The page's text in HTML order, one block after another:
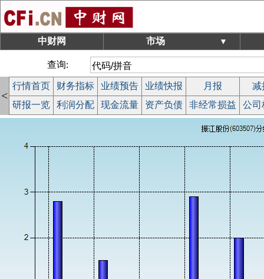
中财网 市场 ▼
查询:
<
行情首页 财务指标 业绩预告 业绩快报 月报
减
研报一览
利润分配 现金流量 资产负债 非经常损益 公司